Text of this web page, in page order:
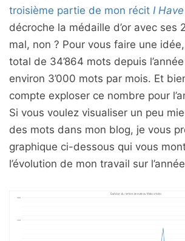
troisième partie de mon récit I
décroche la médaille d’or avec ses
mal, non ? Pour vous faire une idée,
total de 34’864 mots depuis
environ 3’000 mots par mois. Et
compte exploser ce nombre pour
Si vous voulez visualiser un peu
des mots dans mon blog, je vous
graphique ci-dessous qui vous
l’évolution de mon travail sur